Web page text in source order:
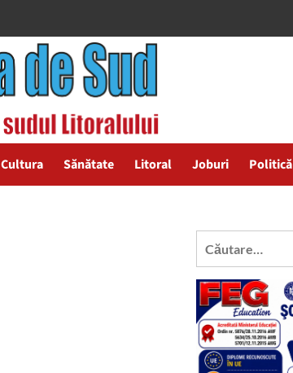
Cultura Sănătate Litoral Joburi Politică
Caută